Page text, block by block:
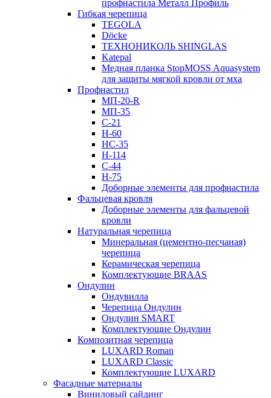
профнастила Металл Профиль
Гибкая черепица
TEGOLA
Döcke
ТЕХНОНИКОЛЬ SHINGLAS
Katepal
Медная планка StopMOSS Aquasystem
для защиты мягкой кровли от мха
Профнастил
МП-20-R
МП-35
С-21
Н-60
НС-35
Н-114
С-44
Н-75
Доборные элементы для профнастила
Фальцевая кровля
Доборные элементы для фальцевой
кровли
Натуральная черепица
Минеральная (цементно-песчаная)
черепица
Керамическая черепица
Комплектующие BRAAS
Ондулин
Ондувилла
Черепица Ондулин
Ондулин SMART
Комплектующие Ондулин
Композитная черепица
LUXARD Roman
LUXARD Classic
Комплектующие LUXARD
Фасадные материалы
Виниловый сайдинг